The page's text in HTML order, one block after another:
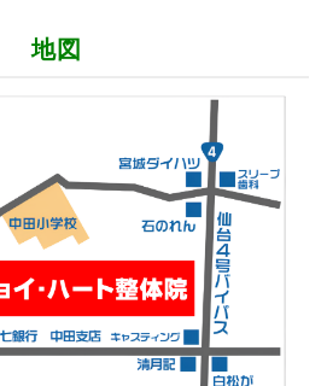
地図